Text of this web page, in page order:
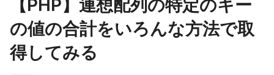
【PHP】連想配列の特定のキー
の値の合計をいろんな方法で取
得してみる